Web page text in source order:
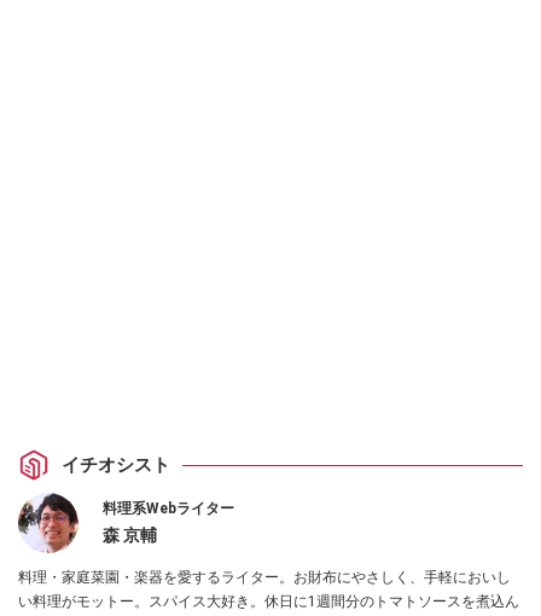
イチオシスト
料理系Webライター
森 京輔
料理・家庭菜園・楽器を愛するライター。お財布にやさしく、手軽においし
い料理がモットー。スパイス大好き。休日に1週間分のトマトソースを煮込ん